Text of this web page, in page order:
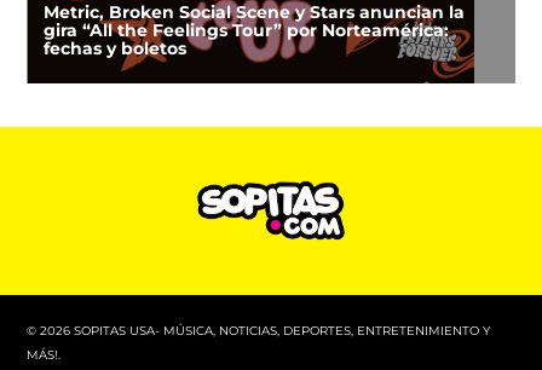
Metric, Broken Social Scene y Stars anuncian la
gira “All the Feelings Tour” por Norteamérica:
fechas y boletos
© 2026 SOPITAS USA- MÚSICA, NOTICIAS, DEPORTES, ENTRETENIMIENTO Y
MÁS!.